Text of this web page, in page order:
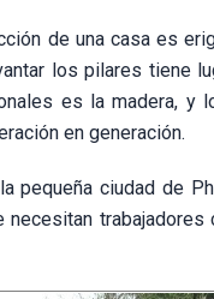
de una casa es
los pilares tiene
es la madera, y
en generación.
pequeña ciudad de